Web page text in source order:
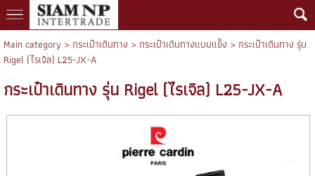
Main category >กระเป๋าเดินทาง >กระเป๋าเดินทางแบบแข็ง > กระเป๋าเดินทาง รุ่น
Rigel (ไรเจิล) L25-JX-A
กระเป๋าเดินทาง รุ่น Rigel (ไรเจิล) L25-JX-A